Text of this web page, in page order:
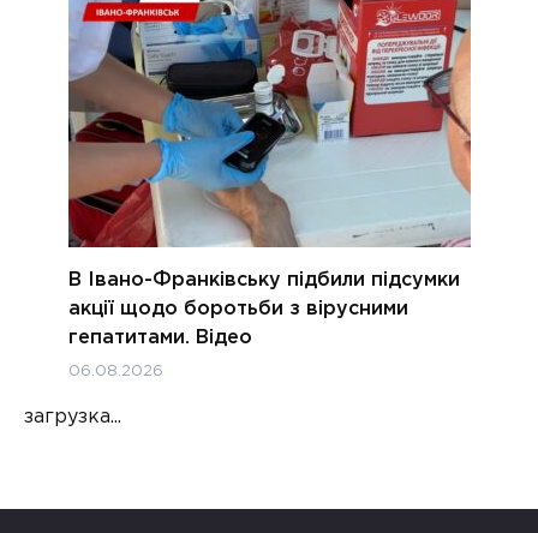
В Івано-Франківську підбили підсумки
акції щодо боротьби з вірусними
гепатитами. Відео
06.08.2026
загрузка...